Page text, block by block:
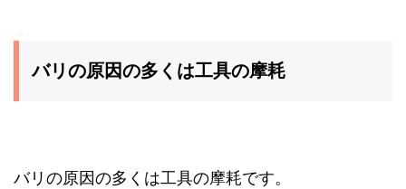
バリの原因の多くは工具の摩耗
バリの原因の多くは工具の摩耗です。